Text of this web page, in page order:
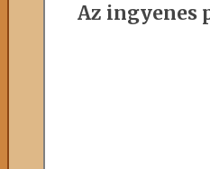
Az ingyenes